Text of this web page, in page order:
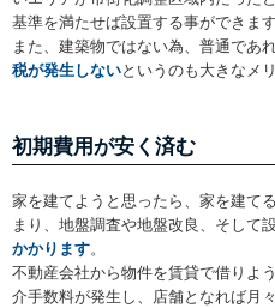
基準を満たせば設置する事ができます
また、建築物ではない為、普通であ
税が発生しないというのも大きなメ
初期費用が安く済む
家を建てようと思ったら、家を建て
まり、地盤調査や地盤改良、そして
かかります。
不動産会社から物件を賃貸で借りよ
介手数料が発生し、店舗となれば月